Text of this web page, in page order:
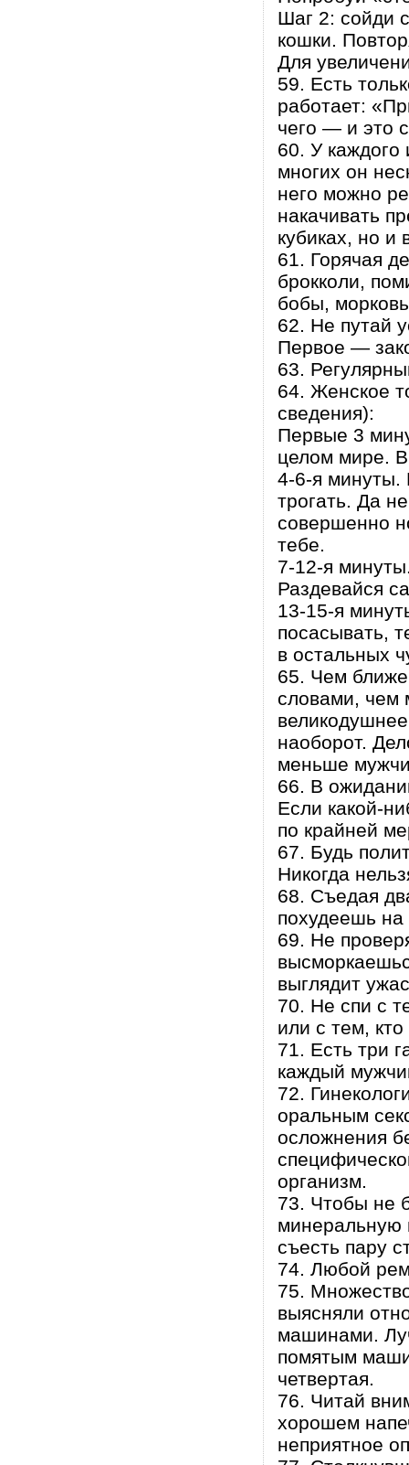
Шаг 2: сойди
кошки.
Для
59. Есть
работает:
чего — и это
60. У каждого
многих он
него можно
накачивать
кубиках, но
61. Горячая
брокколи,
бобы,
62. Не путай
Первое —
63.
64. Женское
сведения):
Первые 3
целом мире.
4-6-я минуты.
трогать. Да
совершенно
тебе.
7-12-я
Раздевайся
13-15-я
посасывать,
в остальных
65. Чем
словами, чем
наоборот.
меньше
66. В
Если какой-
по крайней
67. Будь
Никогда
68. Съедая
похудеешь на
69. Не
выглядит
70. Не спи с
или с тем,
71. Есть три
каждый
72.
оральным
осложнения
организм.
73. Чтобы не
минеральную
съесть пару
74. Любой
75.
выясняли
машинами.
помятым
четвертая.
76. Читай
хорошем
неприятное